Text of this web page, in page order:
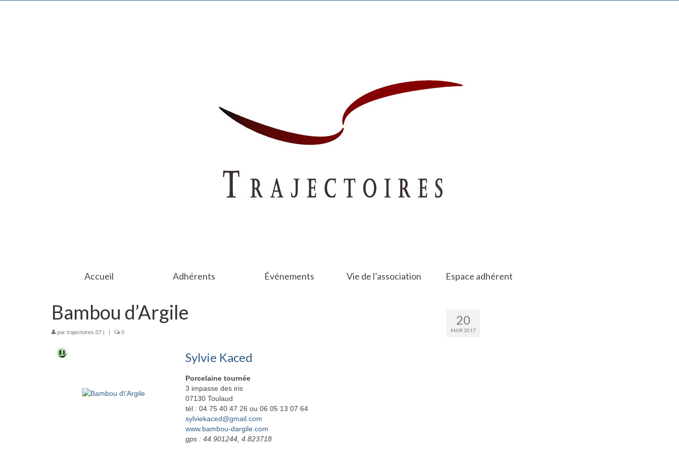
Accueil Adhérents Événements Vie de l’association Espace adhérent
20
MAR 2017
Bambou d’Argile
par trajectoires.07 | | 0
Sylvie Kaced
Porcelaine tournée
3 impasse des iris
07130 Toulaud
tél : 04 75 40 47 26 ou 06 05 13 07 64
sylviekaced@gmail.com
www.bambou-dargile.com
gps : 44.901244, 4.823718